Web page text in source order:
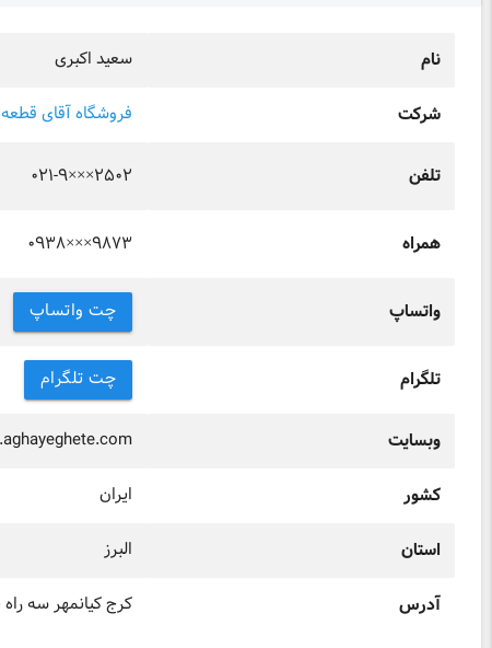
نام سعید اکبری
شرکت فروشگاه آقای قطعه
تلفن ۰۲۱-۹×××۲۵۰۲
همراه ۰۹۳۸×××۹۸۷۳
واتساپ چت واتساپ
تلگرام چت تلگرام
وبسایت
کشور ایران
استان البرز
آدرس کرج کیانمهر سه